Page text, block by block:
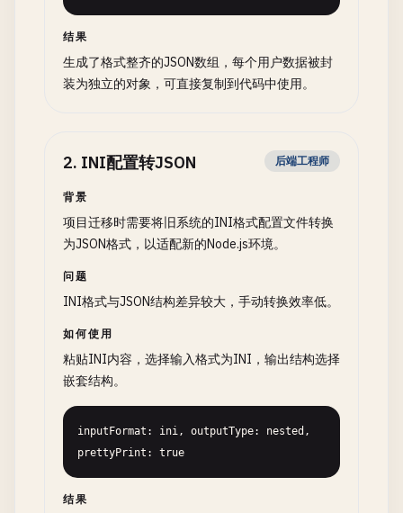
结果
生成了格式整齐的JSON数组，每个用户数据被封
装为独立的对象，可直接复制到代码中使用。
2. INI配置转JSON 后端工程师
背景
项目迁移时需要将旧系统的INI格式配置文件转换
为JSON格式，以适配新的Node.js环境。
问题
INI格式与JSON结构差异较大，手动转换效率低。
如何使用
粘贴INI内容，选择输入格式为INI，输出结构选择
嵌套结构。
inputFormat: ini, outputType: nested,
prettyPrint: true
结果